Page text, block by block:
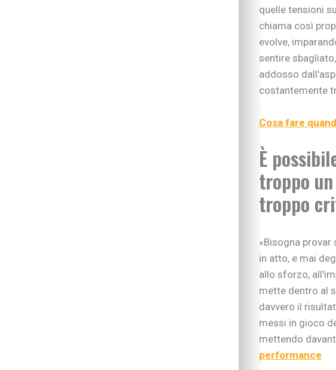
Figli in crescita
Figli con
Neonati e
Sviluppo
Sviluppo
Linguaggio
Imparare
Consigli di
Tempo
Vivere la famiglia
Lo spazio
Essere
Nipoti e
Vivere con
Sicurezza
Attività in
Natale
Tradizioni
Imparare
Proposte
quelle tensioni
chiama così
evolve,
sentire
addosso
costantemente
Cosa fare
È
troppo
troppo
«Bisogna
in atto, e mai
allo sforzo,
mette dentro al
davvero il
messi in gioco
mettendo
performance